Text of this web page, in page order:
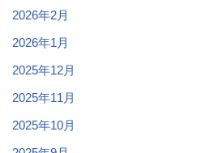
2026年2月
2026年1月
2025年12月
2025年11月
2025年10月